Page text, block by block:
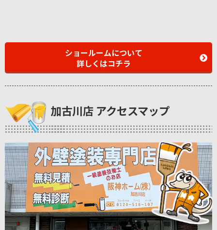
ショールームについて
詳しくはコチラ
加古川店 アクセスマップ